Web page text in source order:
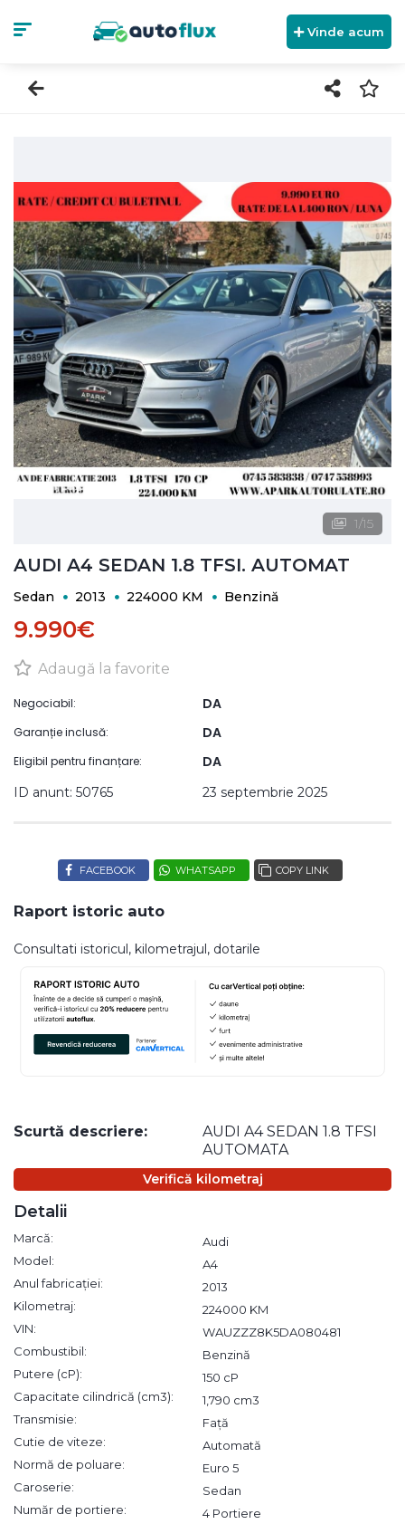
Vinde acum
1/15
AUDI A4 SEDAN 1.8 TFSI. AUTOMAT
Sedan 2013 224000 KM Benzină
9.990€
Adaugă la favorite
Negociabil: DA
Garanție inclusă: DA
Eligibil pentru finanțare: DA
ID anunt: 50765 23 septembrie 2025
FACEBOOK WHATSAPP COPY LINK
Raport istoric auto
Consultati istoricul, kilometrajul, dotarile
Scurtă descriere:
AUDI A4 SEDAN 1.8 TFSI
AUTOMATA
Verifică kilometraj
Detalii
Marcă:
Audi
Model:
A4
Anul fabricației:
2013
Kilometraj:
224000 KM
VIN:
WAUZZZ8K5DA080481
Combustibil:
Benzină
Putere (cP):
150 cP
Capacitate cilindrică (cm3):
1,790 cm3
Transmisie:
Față
Cutie de viteze:
Automată
Normă de poluare:
Euro 5
Caroserie:
Sedan
Număr de portiere:
4 Portiere